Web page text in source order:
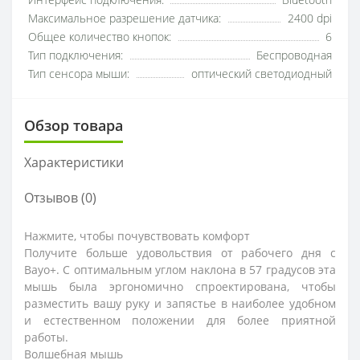
Максимальное разрешение датчика:
2400 dpi
Общее количество кнопок:
6
Тип подключения:
Беспроводная
Тип сенсора мыши:
оптический светодиодный
Обзор товара
Характеристики
Отзывов (0)
Нажмите, чтобы почувствовать комфорт
Получите больше удовольствия от рабочего дня с
Bayo+. С оптимальным углом наклона в 57 градусов эта
мышь была эргономично спроектирована, чтобы
разместить вашу руку и запястье в наиболее удобном
и естественном положении для более приятной
работы.
Волшебная мышь